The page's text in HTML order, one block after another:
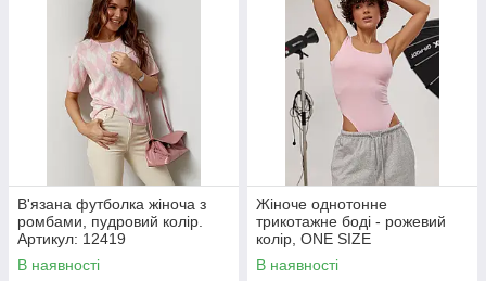
В'язана футболка жіноча з
ромбами, пудровий колір.
Артикул: 12419
В наявності
Жіноче однотонне
трикотажне боді - рожевий
колір, ONE SIZE
В наявності